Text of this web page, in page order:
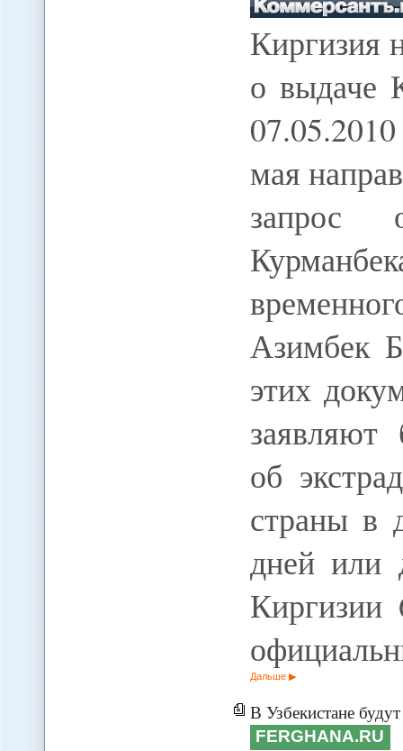
Киргизия
о выдаче
мая
запрос
Азимбек
этих
заявляют
об
страны в
дней или
Киргизии
Дальше
В Узбекистане будут
FERGHANA.RU